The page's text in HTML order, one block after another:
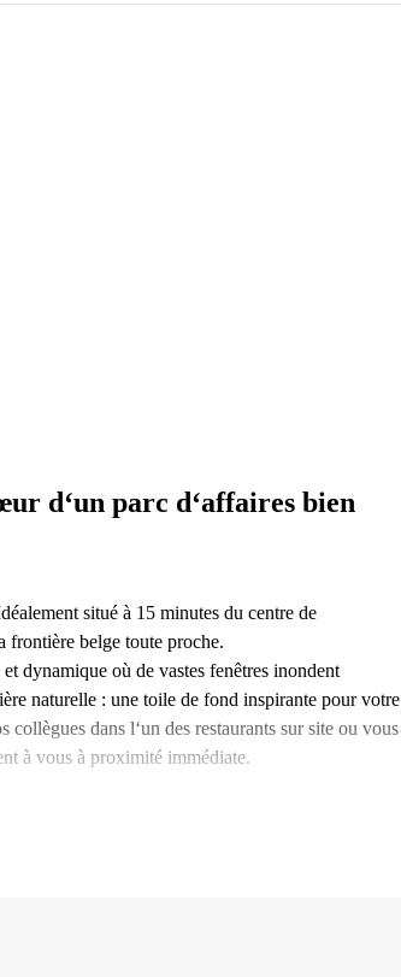
d‘un parc d‘affaires bien
situé à 15 minutes du centre de
frontière belge toute proche.
dynamique où de vastes fenêtres inondent
naturelle : une toile de fond inspirante pour votre
dans l‘un des restaurants sur site ou vous
à vous à proximité immédiate.